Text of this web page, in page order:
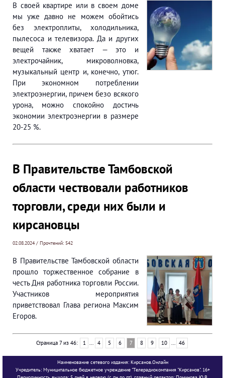
В своей квартире или в своем доме
мы уже давно не можем обойтись
без электроплиты, холодильника,
пылесоса и телевизора. Да и других
вещей также хватает — это и
электрочайник, микроволновка,
музыкальный центр и, конечно, утюг.
При экономном потреблении
электроэнергии, причем безо всякого
урона, можно спокойно достичь
экономии электроэнергии в размере
20-25 %.
В Правительстве Тамбовской
области чествовали работников
торговли, среди них были и
кирсановцы
02.08.2024 / Прочтений: 542
В Правительстве Тамбовской области
прошло торжественное собрание в
честь Дня работника торговли России.
Участников мероприятия
приветствовал Глава региона Максим
Егоров.
Страница 7 из 46: 1 ... 4 5 6 7 8 9 10 ... 46
Наименование сетевого издания: Кирсанов.Онлайн
Учредитель: Муниципальное бюджетное учреждение "Телерадиокомпания "Кирсанов". 16+